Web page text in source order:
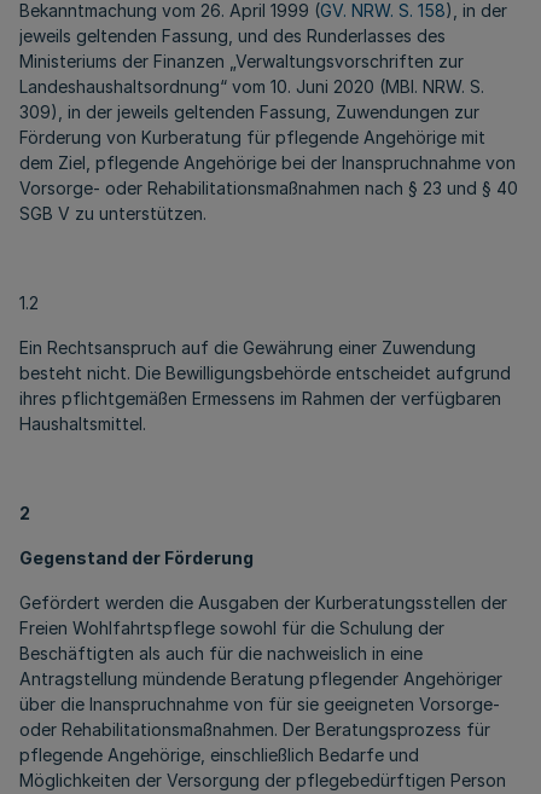
Bekanntmachung vom 26. April 1999 (GV. NRW. S. 158), in der
jeweils geltenden Fassung, und des Runderlasses des
Ministeriums der Finanzen „Verwaltungsvorschriften zur
Landeshaushaltsordnung“ vom 10. Juni 2020 (MBl. NRW. S.
309), in der jeweils geltenden Fassung, Zuwendungen zur
Förderung von Kurberatung für pflegende Angehörige mit
dem Ziel, pflegende Angehörige bei der Inanspruchnahme von
Vorsorge- oder Rehabilitationsmaßnahmen nach § 23 und § 40
SGB V zu unterstützen.
1.2
Ein Rechtsanspruch auf die Gewährung einer Zuwendung
besteht nicht. Die Bewilligungsbehörde entscheidet aufgrund
ihres pflichtgemäßen Ermessens im Rahmen der verfügbaren
Haushaltsmittel.
2
Gegenstand der Förderung
Gefördert werden die Ausgaben der Kurberatungsstellen der
Freien Wohlfahrtspflege sowohl für die Schulung der
Beschäftigten als auch für die nachweislich in eine
Antragstellung mündende Beratung pflegender Angehöriger
über die Inanspruchnahme von für sie geeigneten Vorsorge-
oder Rehabilitationsmaßnahmen. Der Beratungsprozess für
pflegende Angehörige, einschließlich Bedarfe und
Möglichkeiten der Versorgung der pflegebedürftigen Person